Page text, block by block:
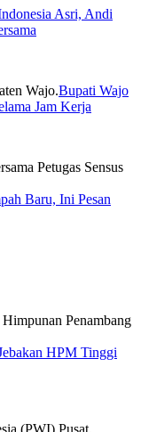
Asri, Andi
Bupati Wajo
Jam Kerja
Baru, Ini Pesan
HPM Tinggi